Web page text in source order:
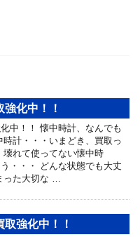
化中！！
中！！ 懐中時計、なんでも
計・・・いまどき、買取っ
壊れて使ってない懐中時
・・・ どんな状態でも大丈
った大切な …
強化中！！